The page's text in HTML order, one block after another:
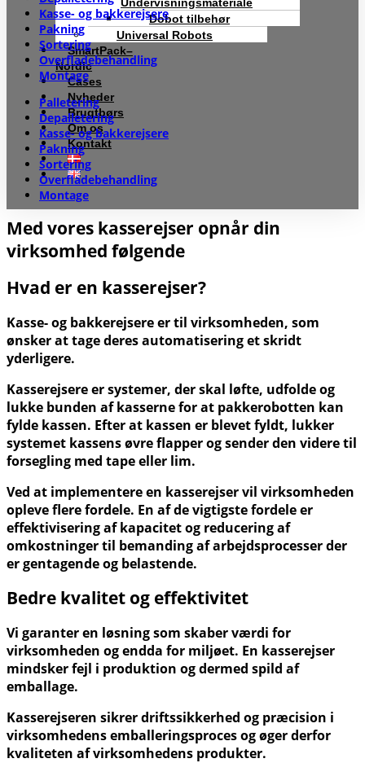
Dobot tilbehør
Universal Robots
SmartPack–
Nordic
Cases
Nyheder
Brugtbørs
Om os
Kontakt
Kasse- og bakkerejsere
Pakning
Sortering
Overflade­behandling
Montage
Palletering
Depalletering
Kasse- og bakkerejsere
Pakning
Sortering
Overflade­behandling
Montage
Med vores kasserejser opnår din
virksomhed følgende
Hvad er en kasserejser?
Kasse- og bakkerejsere er til virksomheden, som
ønsker at tage deres automatisering et skridt
yderligere.
Kasserejsere er systemer, der skal løfte, udfolde og
lukke bunden af kasserne for at pakkerobotten kan
fylde kassen. Efter at kassen er blevet fyldt, lukker
systemet kassens øvre flapper og sender den videre til
forsegling med tape eller lim.
Ved at implementere en kasserejser vil virksomheden
opleve flere fordele. En af de vigtigste fordele er
effektivisering af kapacitet og reducering af
omkostninger til bemanding af arbejdsprocesser der
er gentagende og belastende.
Bedre kvalitet og effektivitet
Vi garanter en løsning som skaber værdi for
virksomheden og endda for miljøet. En kasserejser
mindsker fejl i produktion og dermed spild af
emballage.
Kasserejseren sikrer driftssikkerhed og præcision i
virksomhedens emballeringsproces og øger derfor
kvaliteten af virksomhedens produkter.